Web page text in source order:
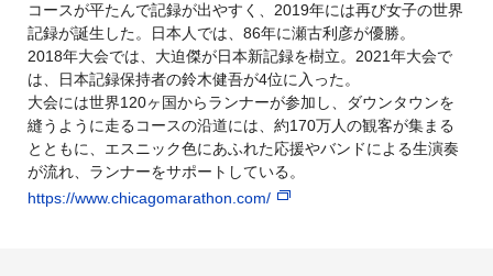
コースが平たんで記録が出やすく、2019年には再び女子の世界
記録が誕生した。日本人では、86年に瀬古利彦が優勝。
2018年大会では、大迫傑が日本新記録を樹立。2021年大会で
は、日本記録保持者の鈴木健吾が4位に入った。
大会には世界120ヶ国からランナーが参加し、ダウンタウンを
縫うように走るコースの沿道には、約170万人の観客が集まる
とともに、エスニック色にあふれた応援やバンドによる生演奏
が流れ、ランナーをサポートしている。
https://www.chicagomarathon.com/